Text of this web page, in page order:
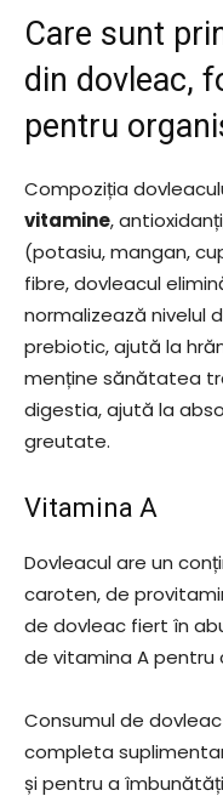
Care sunt
din dovleac,
pentru
Compoziția
vitamine,
(potasiu, mangan,
fibre, dovleacul
normalizează nivelul
prebiotic, ajută la
menține sănătatea
digestia, ajută la
greutate.
Vitamina A
Dovleacul are un
caroten, de
de dovleac fiert în
de vitamina A pentru
Consumul de
completa
și pentru a